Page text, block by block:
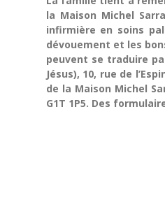
la Maison Michel
infirmière en soins
dévouement et les
peuvent se traduire
Jésus), 10, rue de
de la Maison Michel
G1T 1P5. Des